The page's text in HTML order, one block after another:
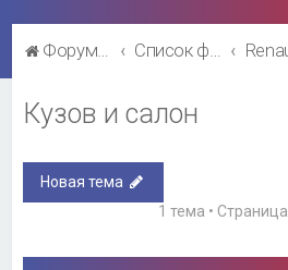
Форум Рено Список форумов
Кузов и салон
Новая тема
1 тема • Страница